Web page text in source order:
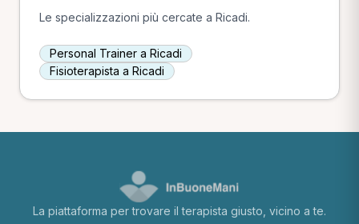
Le specializzazioni più cercate a Ricadi.
Personal Trainer a Ricadi
Fisioterapista a Ricadi
La piattaforma per trovare il terapista giusto, vicino a te.